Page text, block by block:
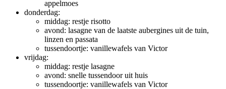
appelmoes
donderdag:
middag: restje risotto
avond: lasagne van de laatste aubergines uit de tuin,
linzen en passata
tussendoortje: vanillewafels van Victor
vrijdag:
middag: restje lasagne
avond: snelle tussendoor uit huis
tussendoortje: vanillewafels van Victor